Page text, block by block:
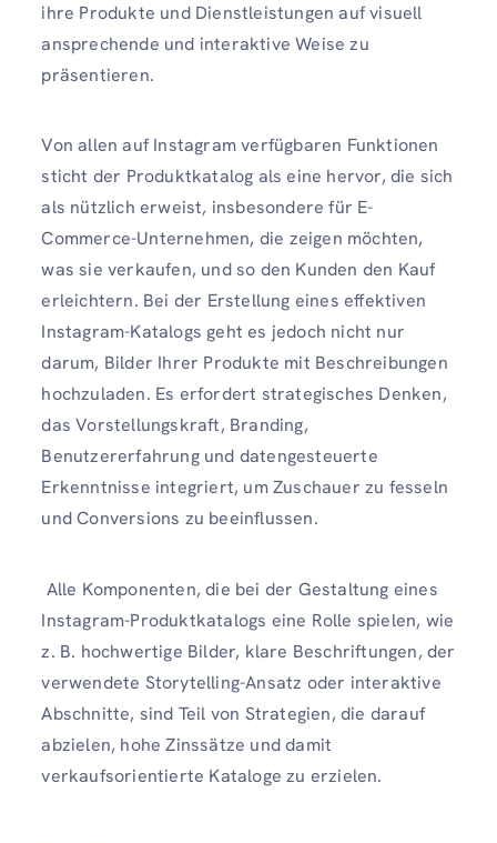
ihre Produkte und Dienstleistungen auf visuell
ansprechende und interaktive Weise zu
präsentieren.
Von allen auf Instagram verfügbaren Funktionen
sticht der Produktkatalog als eine hervor, die sich
als nützlich erweist, insbesondere für E-
Commerce-Unternehmen, die zeigen möchten,
was sie verkaufen, und so den Kunden den Kauf
erleichtern. Bei der Erstellung eines effektiven
Instagram-Katalogs geht es jedoch nicht nur
darum, Bilder Ihrer Produkte mit Beschreibungen
hochzuladen. Es erfordert strategisches Denken,
das Vorstellungskraft, Branding,
Benutzererfahrung und datengesteuerte
Erkenntnisse integriert, um Zuschauer zu fesseln
und Conversions zu beeinflussen.
Alle Komponenten, die bei der Gestaltung eines
Instagram-Produktkatalogs eine Rolle spielen, wie
z. B. hochwertige Bilder, klare Beschriftungen, der
verwendete Storytelling-Ansatz oder interaktive
Abschnitte, sind Teil von Strategien, die darauf
abzielen, hohe Zinssätze und damit
verkaufsorientierte Kataloge zu erzielen.